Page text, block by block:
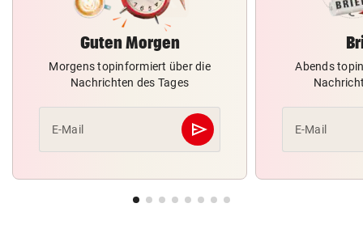
Guten Morgen
Morgens topinformiert über die
Nachrichten des Tages
E-Mail send
Abschicken
Abends
E-Mail